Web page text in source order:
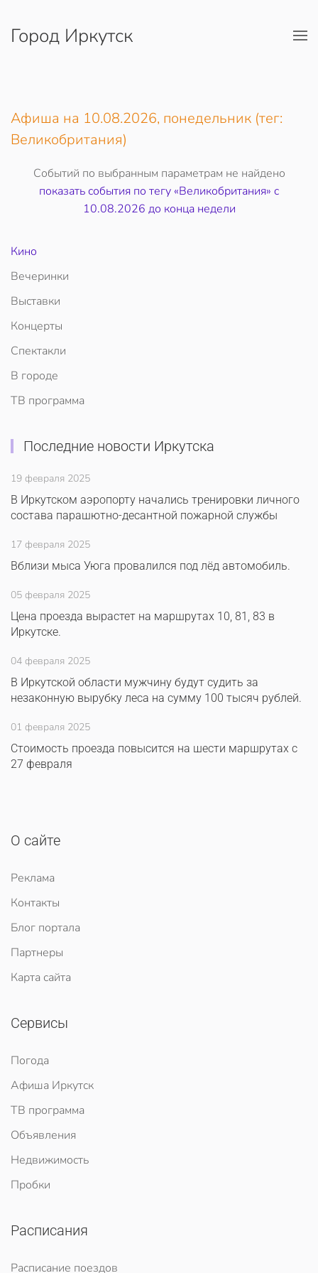
Перейти к содержимому
Город Иркутск
Афиша на 10.08.2026, понедельник (тег:
Великобритания)
Событий по выбранным параметрам не найдено
показать события по тегу «Великобритания» c
10.08.2026 до конца недели
Кино
Вечеринки
Выставки
Концерты
Спектакли
В городе
ТВ программа
Последние новости Иркутска
19 февраля 2025
В Иркутском аэропорту начались тренировки личного
состава парашютно-десантной пожарной службы
17 февраля 2025
Вблизи мыса Уюга провалился под лёд автомобиль.
05 февраля 2025
Цена проезда вырастет на маршрутах 10, 81, 83 в
Иркутске.
04 февраля 2025
В Иркутской области мужчину будут судить за
незаконную вырубку леса на сумму 100 тысяч рублей.
01 февраля 2025
Стоимость проезда повысится на шести маршрутах с
27 февраля
О сайте
Реклама
Контакты
Блог портала
Партнеры
Карта сайта
Сервисы
Погода
Афиша Иркутск
ТВ программа
Объявления
Недвижимость
Пробки
Расписания
Расписание поездов